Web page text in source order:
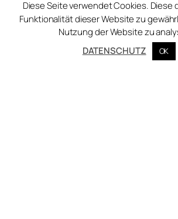
© Zentralinstitut für
Diese Seite verwendet Cookies. Diese
Funktionalität dieser Website zu
Nutzung der Website zu
DATENSCHUTZ
OK